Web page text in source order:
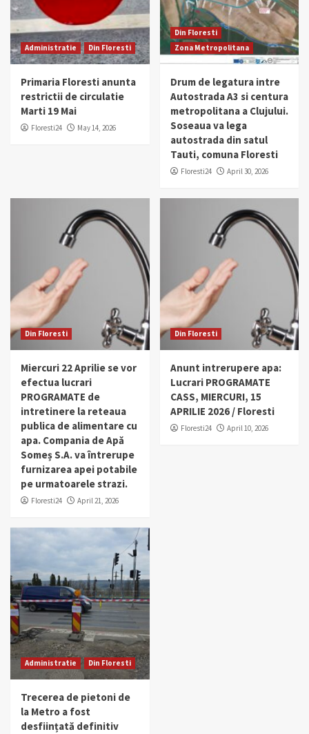
Administratie Din Floresti
Primaria Floresti anunta
restrictii de circulatie
Marti 19 Mai
Floresti24 May 14, 2026
Din Floresti
Zona Metropolitana
Drum de legatura intre
Autostrada A3 si centura
metropolitana a Clujului.
Soseaua va lega
autostrada din satul
Tauti, comuna Floresti
Floresti24 April 30, 2026
Din Floresti
Miercuri 22 Aprilie se vor
efectua lucrari
PROGRAMATE de
intretinere la reteaua
publica de alimentare cu
apa. Compania de Apă
Someș S.A. va întrerupe
furnizarea apei potabile
pe urmatoarele strazi.
Floresti24 April 21, 2026
Din Floresti
Anunt intrerupere apa:
Lucrari PROGRAMATE
CASS, MIERCURI, 15
APRILIE 2026 / Floresti
Floresti24 April 10, 2026
Administratie Din Floresti
Trecerea de pietoni de
la Metro a fost
desființată definitiv